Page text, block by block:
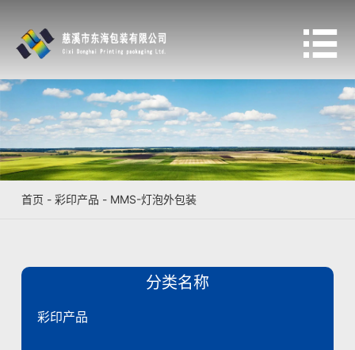

首页 - 彩印产品 - MMS-灯泡外包装
分类名称
彩印产品